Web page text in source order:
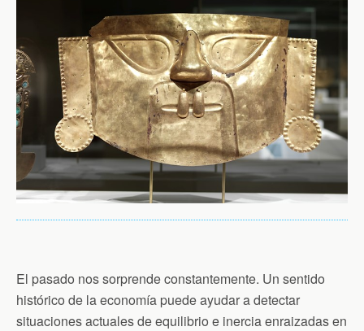
n
d
l
y
El pasado nos sorprende constantemente. Un sentido
histórico de la economía puede ayudar a detectar
situaciones actuales de equilibrio e inercia enraizadas en